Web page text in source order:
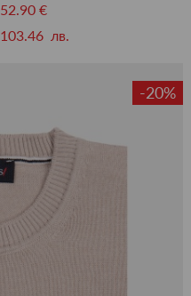
52.90 €
103.46 лв.
-20%